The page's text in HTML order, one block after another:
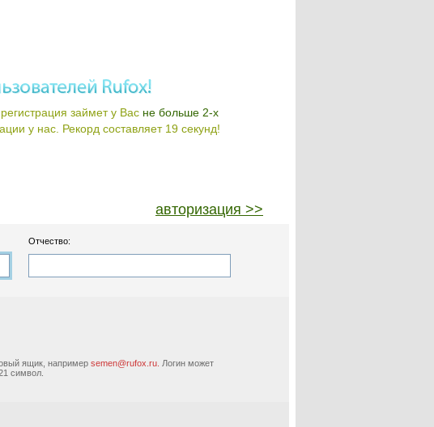
займет у Вас не больше 2-х
у нас. Рекорд составляет 19 секунд!
авторизация >>
Отчество:
ящик, например semen@rufox.ru. Логин может
символ.